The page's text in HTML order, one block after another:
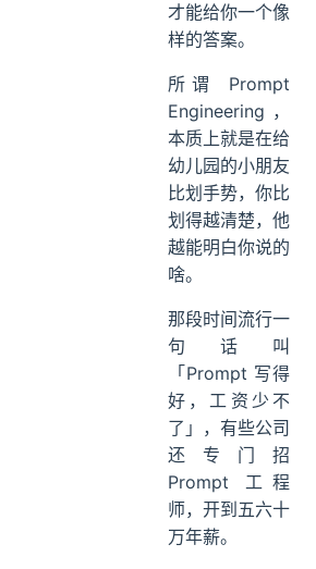
才能给你一个像
样的答案。
所谓 Prompt
Engineering，
本质上就是在给
幼儿园的小朋友
比划手势，你比
划得越清楚，他
越能明白你说的
啥。
那段时间流行一
句话叫
「Prompt 写得
好，工资少不
了」，有些公司
还专门招
Prompt 工程
师，开到五六十
万年薪。